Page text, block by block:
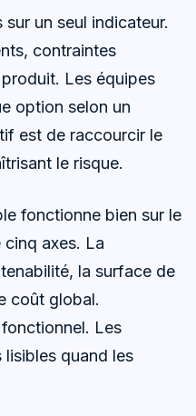
un seul indicateur.
contraintes
Les équipes
option selon un
est de raccourcir le
le risque.
fonctionne bien sur le
axes. La
la surface de
coût global.
Les
quand les